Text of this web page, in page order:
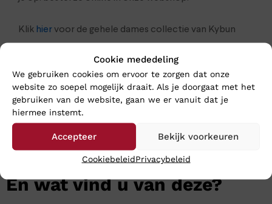
Cookie mededeling
We gebruiken cookies om ervoor te zorgen dat onze
website zo soepel mogelijk draait. Als je doorgaat met het
gebruiken van de website, gaan we er vanuit dat je
hiermee instemt.
Accepteer Bekijk voorkeuren
CookiebeleidPrivacybeleid
Klik hiervoor de gehele dames collectie van Kybun
En wat vind u van deze?